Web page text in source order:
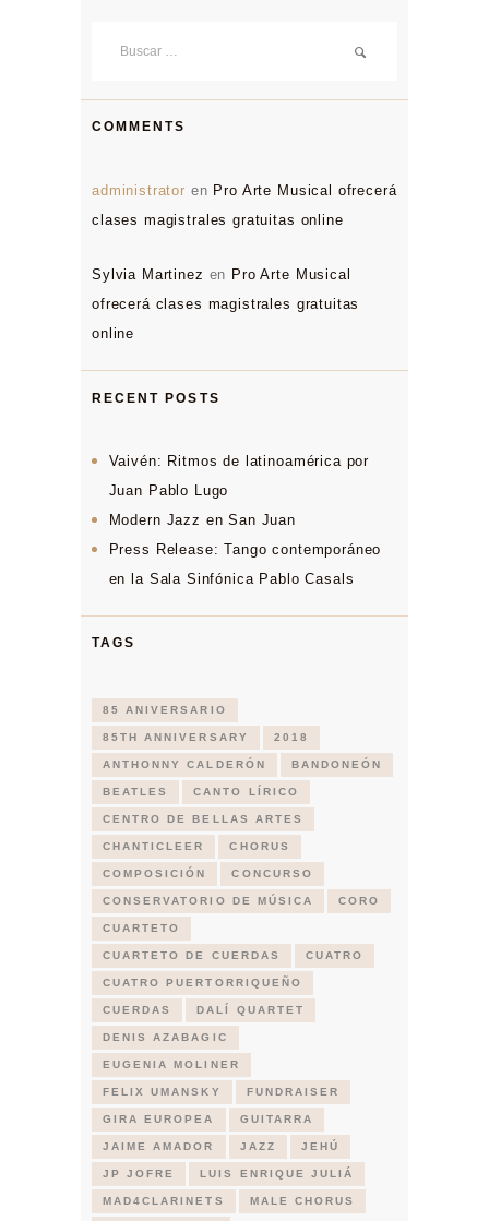
COMMENTS
administrator en Pro Arte Musical ofrecerá
clases magistrales gratuitas online
Sylvia Martinez en Pro Arte Musical
ofrecerá clases magistrales gratuitas
online
RECENT POSTS
Vaivén: Ritmos de latinoamérica por
Juan Pablo Lugo
Modern Jazz en San Juan
Press Release: Tango contemporáneo
en la Sala Sinfónica Pablo Casals
TAGS
85 ANIVERSARIO
85TH ANNIVERSARY 2018
ANTHONNY CALDERÓN BANDONEÓN
BEATLES CANTO LÍRICO
CENTRO DE BELLAS ARTES
CHANTICLEER CHORUS
COMPOSICIÓN CONCURSO
CONSERVATORIO DE MÚSICA CORO
CUARTETO
CUARTETO DE CUERDAS CUATRO
CUATRO PUERTORRIQUEÑO
CUERDAS DALÍ QUARTET
DENIS AZABAGIC
EUGENIA MOLINER
FELIX UMANSKY FUNDRAISER
GIRA EUROPEA GUITARRA
JAIME AMADOR JAZZ JEHÚ
JP JOFRE LUIS ENRIQUE JULIÁ
MAD4CLARINETS MALE CHORUS